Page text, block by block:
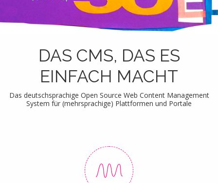
DAS CMS, DAS ES
EINFACH MACHT
Das deutschsprachige Open Source Web Content Management
System für (mehrsprachige) Plattformen und Portale